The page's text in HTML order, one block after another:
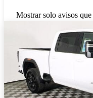
Mostrar solo avisos